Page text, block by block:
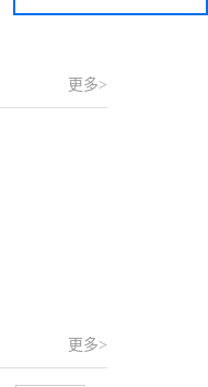
更多>
更多>